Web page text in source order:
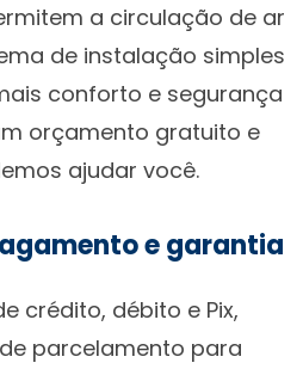
a circulação de ar
de instalação simples
conforto e segurança
orçamento gratuito e
ajudar você.
e garantia
crédito, débito e Pix,
parcelamento para